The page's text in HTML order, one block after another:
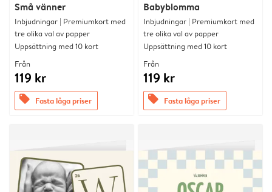
Små vänner
Inbjudningar | Premiumkort med
tre olika val av papper
Uppsättning med 10 kort
Från
119 kr
offers Fasta låga priser
Babyblomma
Inbjudningar | Premiumkort med
tre olika val av papper
Uppsättning med 10 kort
Från
119 kr
offers Fasta låga priser